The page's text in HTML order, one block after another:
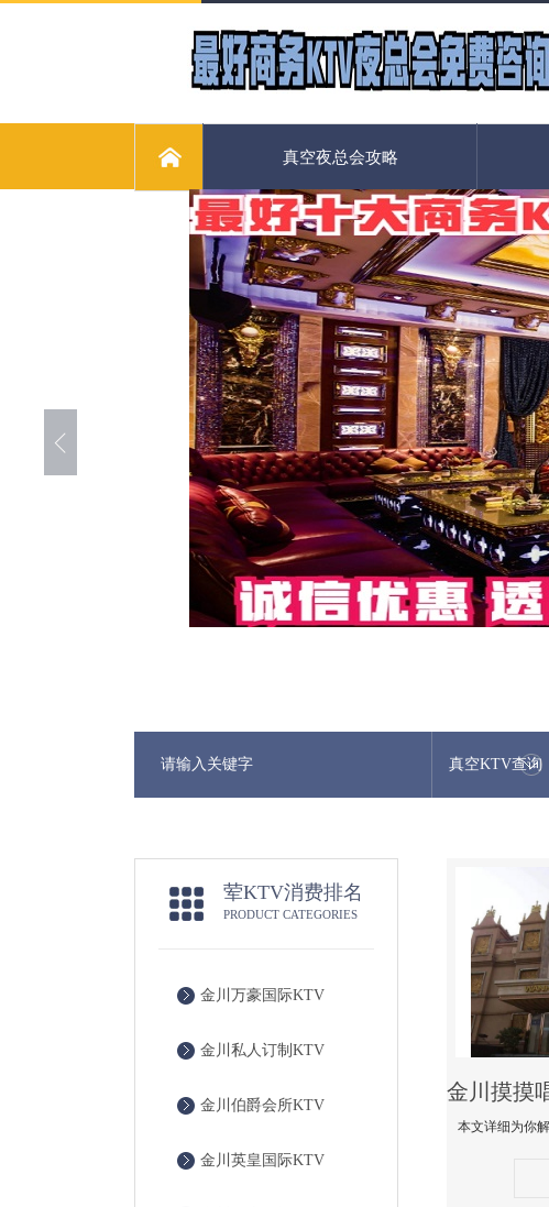
真空夜总会攻略
真空KTV查询
荤KTV消费排名
PRODUCT CATEGORIES
金川万豪国际KTV
金川私人订制KTV
金川伯爵会所KTV
金川英皇国际KTV